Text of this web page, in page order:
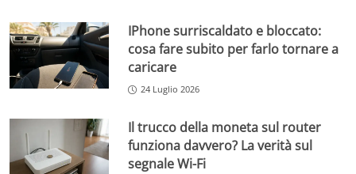
IPhone surriscaldato e bloccato:
cosa fare subito per farlo tornare a
caricare
24 Luglio 2026
Il trucco della moneta sul router
funziona davvero? La verità sul
segnale Wi-Fi